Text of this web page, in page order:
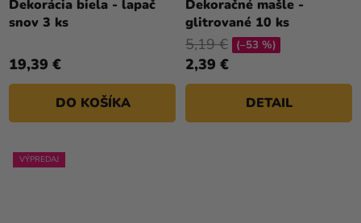
Dekorácia biela - lapač
snov 3 ks
19,39 €
DO KOŠÍKA
Dekoračné mašle -
glitrované 10 ks
2,39 €
5,19 € (–53 %)
DETAIL
VÝPREDAJ